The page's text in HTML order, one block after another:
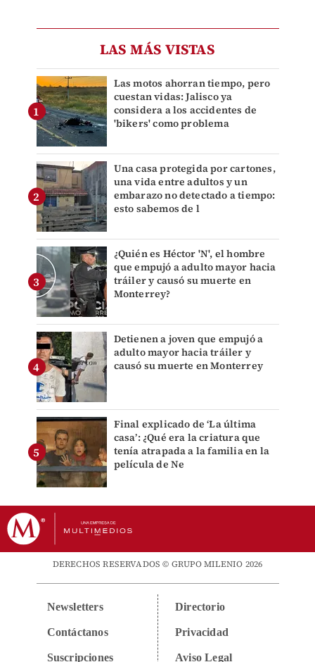
LAS MÁS VISTAS
Las motos ahorran tiempo, pero
cuestan vidas: Jalisco ya
considera a los accidentes de
'bikers' como problema
Una casa protegida por cartones,
una vida entre adultos y un
embarazo no detectado a tiempo:
esto sabemos de l
¿Quién es Héctor 'N', el hombre
que empujó a adulto mayor hacia
tráiler y causó su muerte en
Monterrey?
Detienen a joven que empujó a
adulto mayor hacia tráiler y
causó su muerte en Monterrey
Final explicado de ‘La última
casa’: ¿Qué era la criatura que
tenía atrapada a la familia en la
película de Ne
DERECHOS RESERVADOS © GRUPO MILENIO 2026
Newsletters
Contáctanos
Suscripciones
Directorio
Privacidad
Aviso Legal